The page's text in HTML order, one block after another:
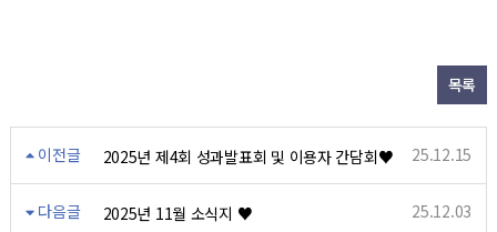
목록
이전글 2025년 제4회 성과발표회 및 이용자 간담회♥ 25.12.15
다음글 2025년 11월 소식지 ♥ 25.12.03